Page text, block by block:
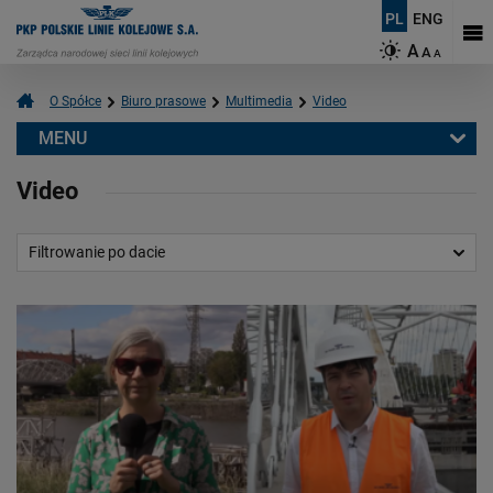
PL ENG
AAA
O Spółce Biuro prasowe Multimedia Video
Video
Filtrowanie po dacie
MENU
Aktualności
Multimedia
Video
Logotypy
Mapy
O PKP Polskich Liniach Kolejowych S.A.